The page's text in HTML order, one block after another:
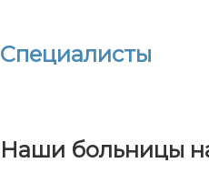
Специалисты
Наши больницы